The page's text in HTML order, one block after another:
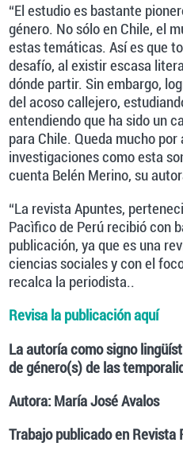
“El estudio es bastante
género. No sólo en Chile, el
estas temáticas. Así es que
desafío, al existir escasa
dónde partir. Sin embargo,
del acoso callejero,
entendiendo que ha sido un
para Chile. Queda mucho por
investigaciones como esta
cuenta Belén Merino, su
“La revista Apuntes,
Pacìfico de Perú recibió con
publicación, ya que es una
ciencias sociales y con el
recalca la periodista..
Revisa la publicación aquí
La autoría como signo
de género(s) de las
Autora: María José Avalos
Trabajo publicado en Revista